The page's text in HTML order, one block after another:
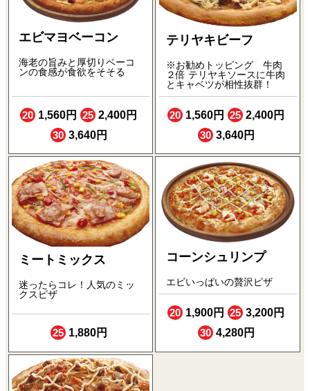
エビマヨベーコン
海老の旨みと厚切りベーコ
ンの食感が食欲をそそる
20 1,560円 25 2,400円
303,640円
テリヤキビーフ
※お勧めトッピング 牛肉
２倍 テリヤキソースに牛肉
とキャベツが相性抜群！
20 1,560円 25 2,400円
303,640円
ミートミックス
迷ったらコレ！人気のミッ
クスピザ
251,880円
コーンシュリンプ
エビいっぱいの贅沢ピザ
20 1,900円 25 3,200円
304,280円